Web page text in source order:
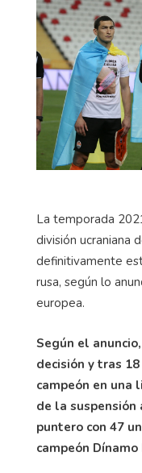
La temporada
división ucraniana
definitivamente
rusa, según lo
europea.
Según el
decisión y tras
campeón en una
de la suspensión
puntero con 47
campeón Dínamo